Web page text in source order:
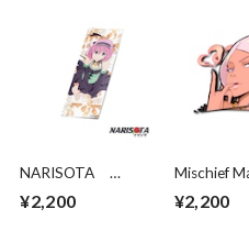
NARISOTA
DEVILUKE
¥2,200
Mischief
PARTIAL
¥2,200